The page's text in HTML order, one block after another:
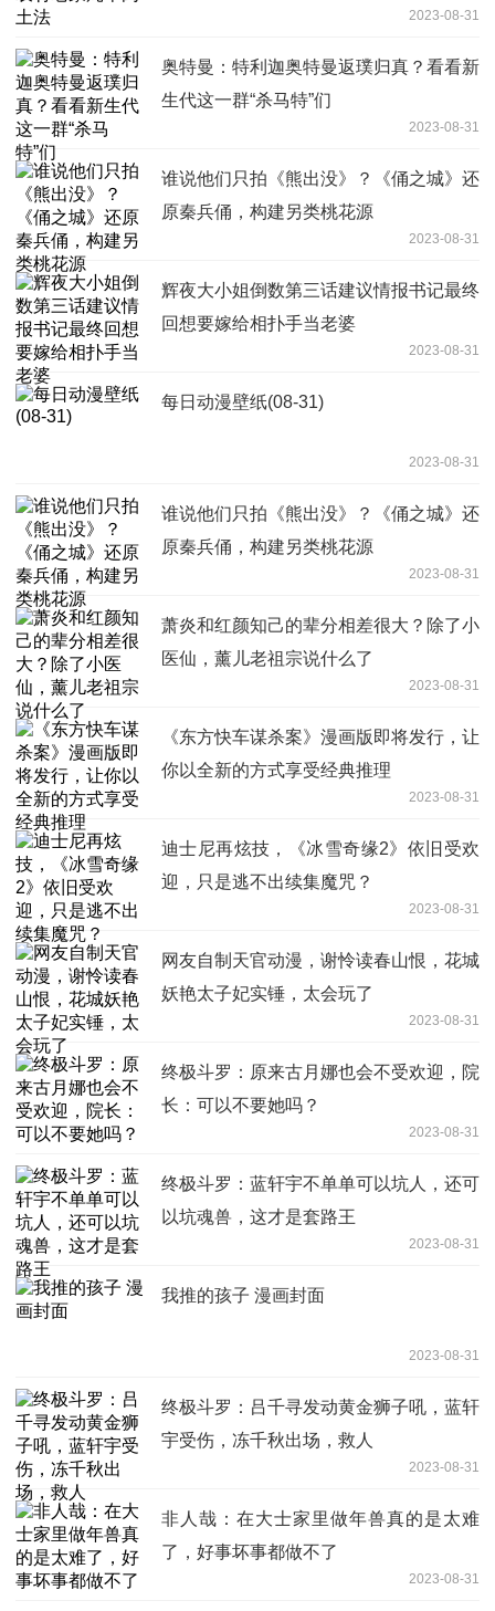
2023-08-31
奥特曼：特利迦奥特曼返璞归真？看看新
生代这一群“杀马特”们
2023-08-31
谁说他们只拍《熊出没》？《俑之城》还
原秦兵俑，构建另类桃花源
2023-08-31
辉夜大小姐倒数第三话建议情报书记最终
回想要嫁给相扑手当老婆
2023-08-31
每日动漫壁纸(08-31)
2023-08-31
谁说他们只拍《熊出没》？《俑之城》还
原秦兵俑，构建另类桃花源
2023-08-31
萧炎和红颜知己的辈分相差很大？除了小
医仙，薰儿老祖宗说什么了
2023-08-31
《东方快车谋杀案》漫画版即将发行，让
你以全新的方式享受经典推理
2023-08-31
迪士尼再炫技，《冰雪奇缘2》依旧受欢
迎，只是逃不出续集魔咒？
2023-08-31
网友自制天官动漫，谢怜读春山恨，花城
妖艳太子妃实锤，太会玩了
2023-08-31
终极斗罗：原来古月娜也会不受欢迎，院
长：可以不要她吗？
2023-08-31
终极斗罗：蓝轩宇不单单可以坑人，还可
以坑魂兽，这才是套路王
2023-08-31
我推的孩子 漫画封面
2023-08-31
终极斗罗：吕千寻发动黄金狮子吼，蓝轩
宇受伤，冻千秋出场，救人
2023-08-31
非人哉：在大士家里做年兽真的是太难
了，好事坏事都做不了
2023-08-31